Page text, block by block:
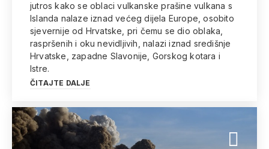
jutros kako se oblaci vulkanske prašine vulkana s
Islanda nalaze iznad većeg dijela Europe, osobito
sjevernije od Hrvatske, pri čemu se dio oblaka,
raspršenih i oku nevidljivih, nalazi iznad središnje
Hrvatske, zapadne Slavonije, Gorskog kotara i
Istre.
ČITAJTE DALJE